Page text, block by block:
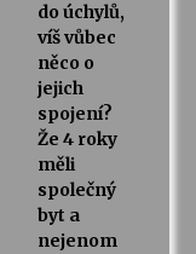
do úchylů,
víš vůbec
něco o
jejich
spojení?
Že 4 roky
měli
společný
byt a
nejenom